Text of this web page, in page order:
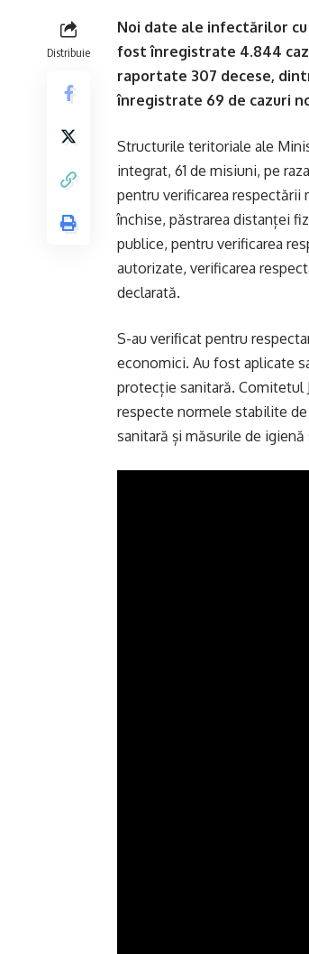
Distribuie
Noi date ale infectărilor
fost înregistrate 4.844
raportate 307 decese,
înregistrate 69 de cazuri
Structurile teritoriale ale
integrat, 61 de misiuni, pe
pentru verificarea
închise, păstrarea distanței
publice, pentru verificarea
autorizate, verificarea
declarată.
S-au verificat pentru
economici. Au fost aplicate
protecție sanitară. Comitetul
respecte normele stabilite
sanitară și măsurile de